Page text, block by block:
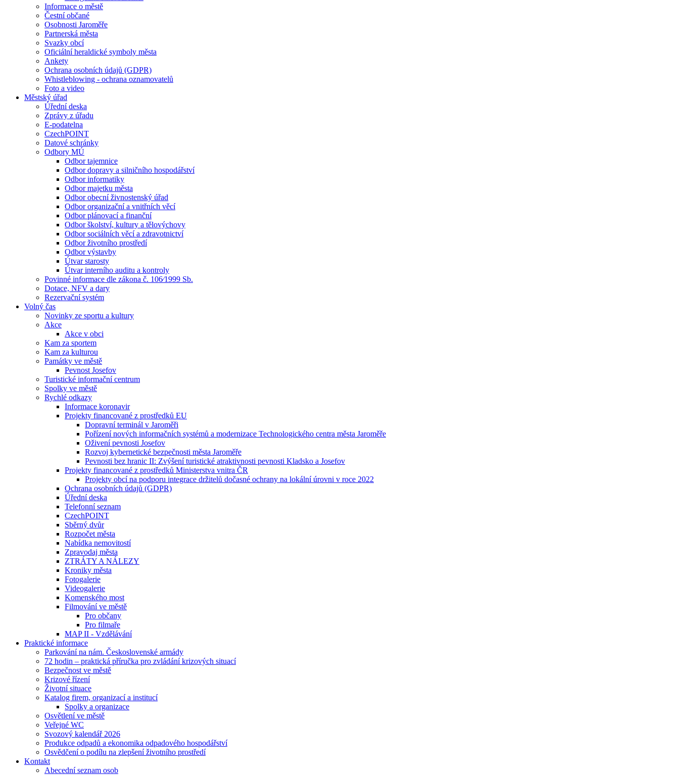
Informace o městě
Čestní občané
Osobnosti Jaroměře
Partnerská města
Svazky obcí
Oficiální heraldické symboly města
Ankety
Ochrana osobních údajů (GDPR)
Whistleblowing - ochrana oznamovatelů
Foto a video
Městský úřad
Úřední deska
Zprávy z úřadu
E-podatelna
CzechPOINT
Datové schránky
Odbory MÚ
Odbor tajemnice
Odbor dopravy a silničního hospodářství
Odbor informatiky
Odbor majetku města
Odbor obecní živnostenský úřad
Odbor organizační a vnitřních věcí
Odbor plánovací a finanční
Odbor školství, kultury a tělovýchovy
Odbor sociálních věcí a zdravotnictví
Odbor životního prostředí
Odbor výstavby
Útvar starosty
Útvar interního auditu a kontroly
Povinné informace dle zákona č. 106⁄1999 Sb.
Dotace, NFV a dary
Rezervační systém
Volný čas
Novinky ze sportu a kultury
Akce
Akce v obci
Kam za sportem
Kam za kulturou
Památky ve městě
Pevnost Josefov
Turistické informační centrum
Spolky ve městě
Rychlé odkazy
Informace koronavir
Projekty financované z prostředků EU
Dopravní terminál v Jaroměři
Pořízení nových informačních systémů a modernizace Technologického centra města Jaroměře
Oživení pevnosti Josefov
Rozvoj kybernetické bezpečnosti města Jaroměře
Pevnosti bez hranic II: Zvýšení turistické atraktivnosti pevnosti Kladsko a Josefov
Projekty financované z prostředků Ministerstva vnitra ČR
Projekty obcí na podporu integrace držitelů dočasné ochrany na lokální úrovni v roce 2022
Ochrana osobních údajů (GDPR)
Úřední deska
Telefonní seznam
CzechPOINT
Sběrný dvůr
Rozpočet města
Nabídka nemovitostí
Zpravodaj města
ZTRÁTY A NÁLEZY
Kroniky města
Fotogalerie
Videogalerie
Komenského most
Filmování ve městě
Pro občany
Pro filmaře
MAP II - Vzdělávání
Praktické informace
Parkování na nám. Československé armády
72 hodin – praktická příručka pro zvládání krizových situací
Bezpečnost ve městě
Krizové řízení
Životní situace
Katalog firem, organizací a institucí
Spolky a organizace
Osvětlení ve městě
Veřejné WC
Svozový kalendář 2026
Produkce odpadů a ekonomika odpadového hospodářství
Osvědčení o podílu na zlepšení životního prostředí
Kontakt
Abecední seznam osob